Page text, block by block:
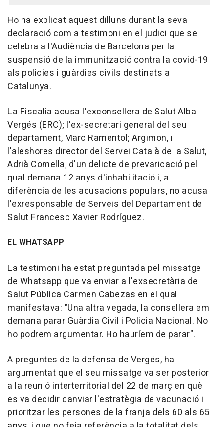
Ho ha explicat aquest dilluns durant la seva
declaració com a testimoni en el judici que se
celebra a l'Audiència de Barcelona per la
suspensió de la immunització contra la covid-19
als policies i guàrdies civils destinats a
Catalunya.
La Fiscalia acusa l'exconsellera de Salut Alba
Vergés (ERC); l'ex-secretari general del seu
departament, Marc Ramentol; Argimon, i
l'aleshores director del Servei Català de la Salut,
Adrià Comella, d'un delicte de prevaricació pel
qual demana 12 anys d'inhabilitació i, a
diferència de les acusacions populars, no acusa
l'exresponsable de Serveis del Departament de
Salut Francesc Xavier Rodríguez.
EL WHATSAPP
La testimoni ha estat preguntada pel missatge
de Whatsapp que va enviar a l'exsecretària de
Salut Pública Carmen Cabezas en el qual
manifestava: "Una altra vegada, la consellera em
demana parar Guàrdia Civil i Policia Nacional. No
ho podrem argumentar. Ho hauríem de parar".
A preguntes de la defensa de Vergés, ha
argumentat que el seu missatge va ser posterior
a la reunió interterritorial del 22 de març en què
es va decidir canviar l'estratègia de vacunació i
prioritzar les persones de la franja dels 60 als 65